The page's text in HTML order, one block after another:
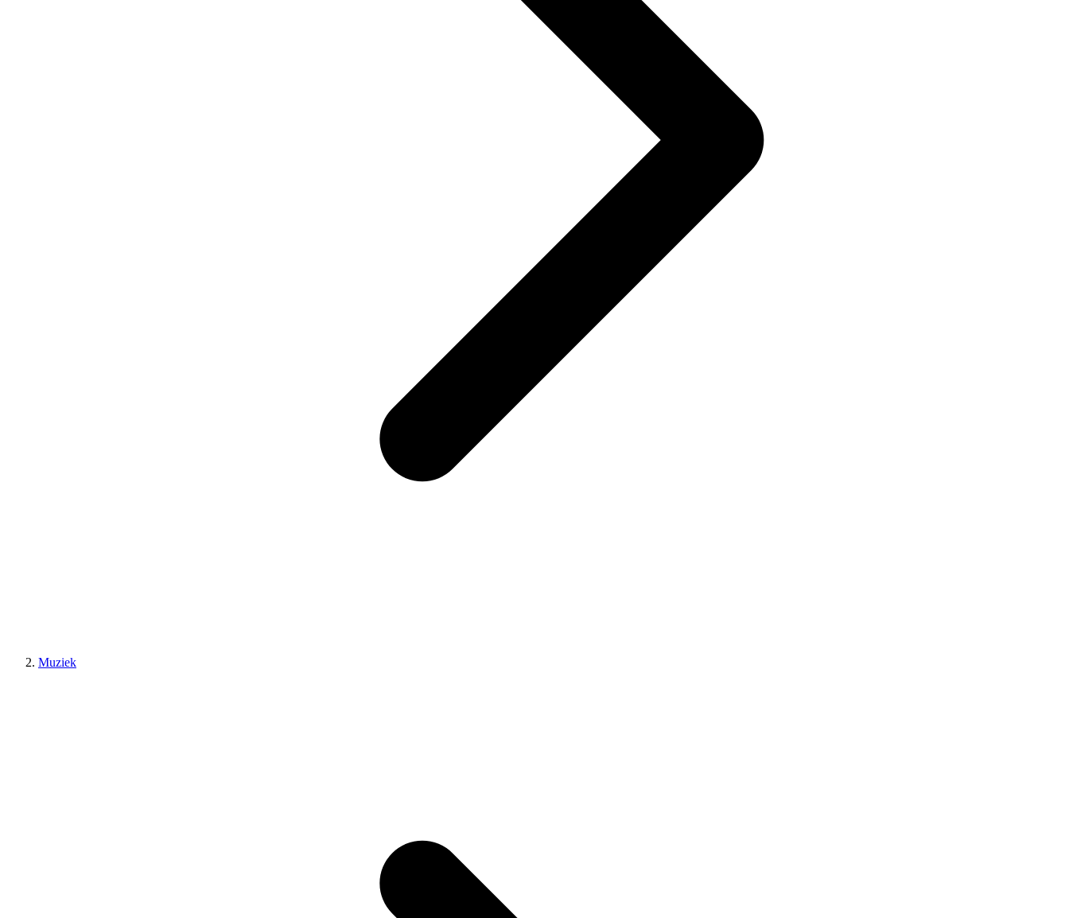
Muziek